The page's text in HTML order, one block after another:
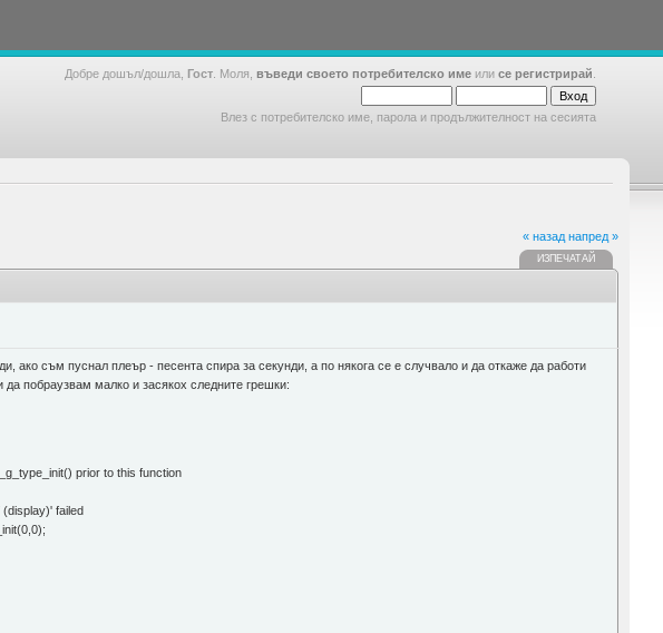
Добре дошъл/дошла, Гост . Моля, въведи своето потребителско име или се регистрирай
Влез с потребителско име, парола и продължителност на сесията
« назад напред »
ИЗПЕЧАТАЙ
ако съм пуснал плеър - песента спира за секунди, а по някога се е случвало и да откаже да работи
побраузвам малко и засякох следните грешки:
prior to this function
failed